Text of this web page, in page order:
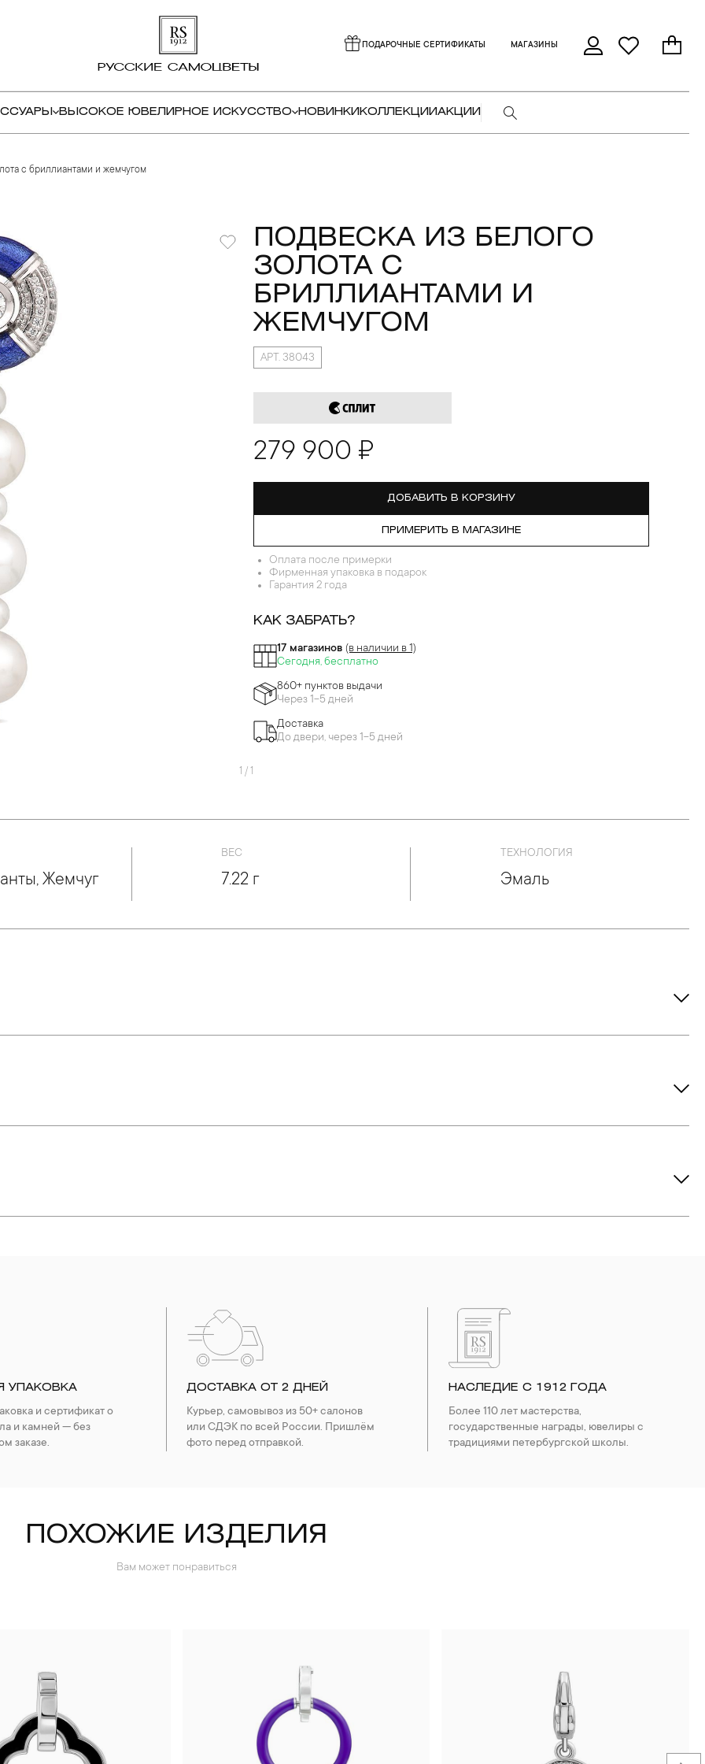
ПОДАРОЧНЫЕ СЕРТИФИКАТЫ МАГАЗИНЫ
ВЫСОКОЕ ЮВЕЛИРНОЕ ИСКУССТВО НОВИНКИ КОЛЛЕКЦИИАКЦИИ
с бриллиантами и жемчугом
1 / 1
ПОДВЕСКА ИЗ БЕЛОГО
ЗОЛОТА С
БРИЛЛИАНТАМИ И
ЖЕМЧУГОМ
АРТ. 38043
279 900 ₽
ДОБАВИТЬ В КОРЗИНУ
ПРИМЕРИТЬ В МАГАЗИНЕ
Оплата после примерки
Фирменная упаковка в подарок
Гарантия 2 года
КАК ЗАБРАТЬ?
17 магазинов (в наличии в 1)
Сегодня, бесплатно
860+ пунктов выдачи
Через 1-5 дней
Доставка
До двери, через 1-5 дней
Жемчуг
ВЕС
7.22 г
ТЕХНОЛОГИЯ
Эмаль
беречь от воздействия влаги, необходимо позолоченные изделия. Также высокую влажность плохо переносят жемчуг,
УПАКОВКА
и сертификат о
и камней — без
заказе.
ДОСТАВКА ОТ 2 ДНЕЙ
Курьер, самовывоз из 50+ салонов
или СДЭК по всей России. Пришлём
фото перед отправкой.
НАСЛЕДИЕ С 1912 ГОДА
Более 110 лет мастерства,
государственные награды, ювелиры с
традициями петербургской школы.
ПОХОЖИЕ ИЗДЕЛИЯ
Вам может понравиться